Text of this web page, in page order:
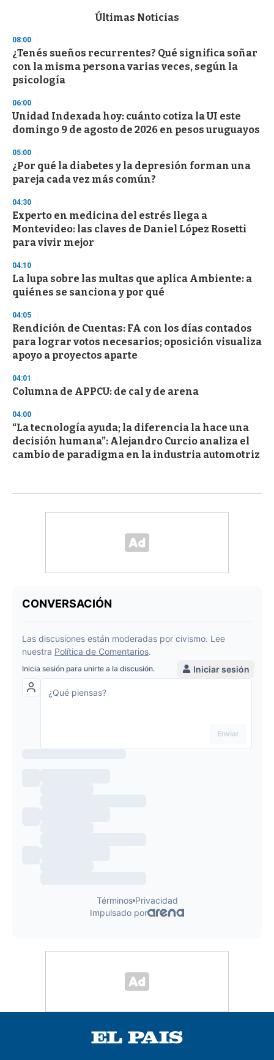
d
s
o
f
3
s
e
c
o
d
Últimas Noticias
08:00
¿Tenés sueños recurrentes? Qué significa soñar
con la misma persona varias veces, según la
psicología
06:00
Unidad Indexada hoy: cuánto cotiza la UI este
domingo 9 de agosto de 2026 en pesos uruguayos
05:00
¿Por qué la diabetes y la depresión forman una
pareja cada vez más común?
04:30
Experto en medicina del estrés llega a
Montevideo: las claves de Daniel López Rosetti
para vivir mejor
04:10
La lupa sobre las multas que aplica Ambiente: a
quiénes se sanciona y por qué
04:05
Rendición de Cuentas: FA con los días contados
para lograr votos necesarios; oposición visualiza
apoyo a proyectos aparte
04:01
Columna de APPCU: de cal y de arena
04:00
“La tecnología ayuda; la diferencia la hace una
decisión humana”: Alejandro Curcio analiza el
cambio de paradigma en la industria automotriz